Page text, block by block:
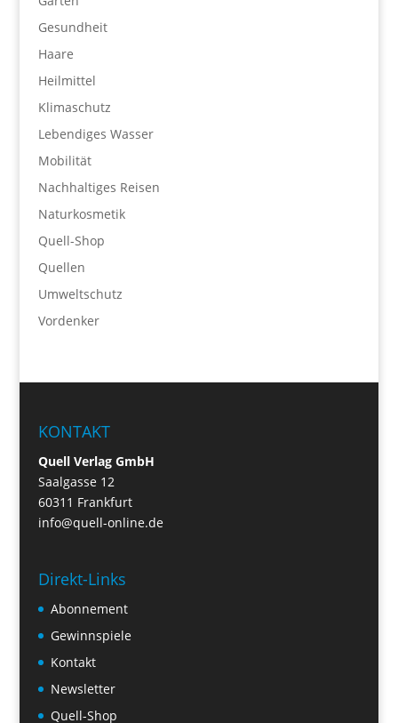
Gesundheit
Haare
Heilmittel
Klimaschutz
Lebendiges Wasser
Mobilität
Nachhaltiges Reisen
Naturkosmetik
Quell-Shop
Quellen
Umweltschutz
Vordenker
KONTAKT
Quell Verlag GmbH
Saalgasse 12
60311 Frankfurt
info@quell-online.de
Direkt-Links
Abonnement
Gewinnspiele
Kontakt
Newsletter
Quell-Shop